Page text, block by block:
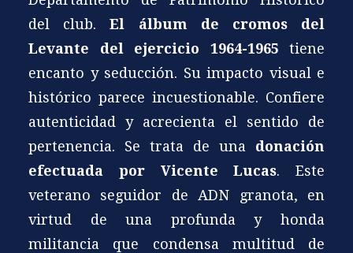
del club.El álbum de cromos del
Levante del ejercicio 1964-1965 tiene
encanto y seducción. Su impacto visual e
histórico parece incuestionable. Confiere
autenticidad y acrecienta el sentido de
pertenencia. Se trata de una donación
efectuada por Vicente Lucas. Este
veterano seguidor de ADN granota, en
virtud de una profunda y honda
militancia que condensa multitud de